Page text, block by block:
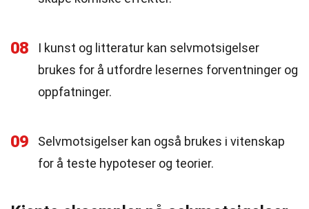
08
I kunst og litteratur kan selvmotsigelser
brukes for å utfordre lesernes forventninger og
oppfatninger.
09
Selvmotsigelser kan også brukes i vitenskap
for å teste hypoteser og teorier.